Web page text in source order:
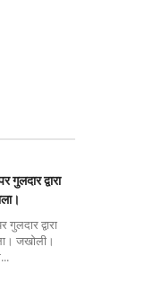
द्वारा
द्वारा
जखोली।